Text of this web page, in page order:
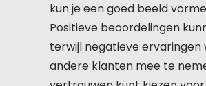
kun je een goed beeld
Positieve beoordelingen
terwijl negatieve ervaringen
andere klanten mee te